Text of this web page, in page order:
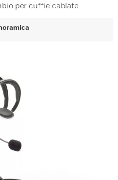
per cuffie cablate